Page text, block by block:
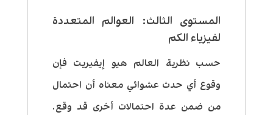
المستوى الثالث: العوالم المتعددة
لفيزياء الكم
حسب نظرية العالم هيو إيفيريت فإن
وقوع أي حدث عشوائي معناه أن احتمال
من ضمن عدة احتمالات أخرى قد وقع.